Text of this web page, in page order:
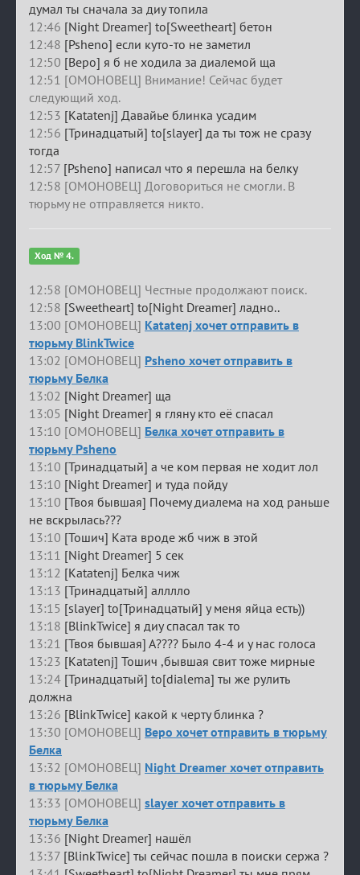
думал ты сначала за диу топила
12:46 [Night Dreamer] to[Sweetheart] бетон
12:48 [Psheno] если куто-то не заметил
12:50 [Веро] я б не ходила за диалемой ща
12:51 [ОМОНОВЕЦ] Внимание! Сейчас будет
следующий ход.
12:53 [Katatenj] Давайье блинка усадим
12:56 [Тринадцатый] to[slayer] да ты тож не сразу
тогда
12:57 [Psheno] написал что я перешла на белку
12:58 [ОМОНОВЕЦ] Договориться не смогли. В
тюрьму не отправляется никто.
Ход № 4.
12:58 [ОМОНОВЕЦ] Честные продолжают поиск.
12:58 [Sweetheart] to[Night Dreamer] ладно..
13:00 [ОМОНОВЕЦ] Katatenj хочет отправить в
тюрьму BlinkTwice
13:02 [ОМОНОВЕЦ] Psheno хочет отправить в
тюрьму Белка
13:02 [Night Dreamer] ща
13:05 [Night Dreamer] я гляну кто её спасал
13:10 [ОМОНОВЕЦ] Белка хочет отправить в
тюрьму Psheno
13:10 [Тринадцатый] а че ком первая не ходит лол
13:10 [Night Dreamer] и туда пойду
13:10 [Твоя бывшая] Почему диалема на ход раньше
не вскрылась???
13:10 [Тошич] Ката вроде жб чиж в этой
13:11 [Night Dreamer] 5 сек
13:12 [Katatenj] Белка чиж
13:13 [Тринадцатый] алллло
13:15 [slayer] to[Тринадцатый] у меня яйца есть))
13:18 [BlinkTwice] я диу спасал так то
13:21 [Твоя бывшая] А???? Было 4-4 и у нас голоса
13:23 [Katatenj] Тошич ,бывшая свит тоже мирные
13:24 [Тринадцатый] to[dialema] ты же рулить
должна
13:26 [BlinkTwice] какой к черту блинка ?
13:30 [ОМОНОВЕЦ] Веро хочет отправить в тюрьму
Белка
13:32 [ОМОНОВЕЦ] Night Dreamer хочет отправить
в тюрьму Белка
13:33 [ОМОНОВЕЦ] slayer хочет отправить в
тюрьму Белка
13:36 [Night Dreamer] нашёл
13:37 [BlinkTwice] ты сейчас пошла в поиски сержа ?